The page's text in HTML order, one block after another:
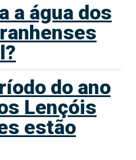
a água dos
do ano
Lençóis
estão